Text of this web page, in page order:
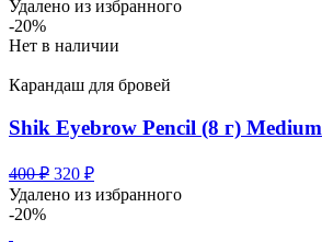
3
100 ₽.
480 ₽.
Удалено из избранного
-20%
Нет в наличии
Карандаш для бровей
Shik Eyebrow Pencil (8 г) Medium
400₽ Первоначальная
цена
составляла
320 ₽Текущая
цена:
Удалено из избранного
-20%